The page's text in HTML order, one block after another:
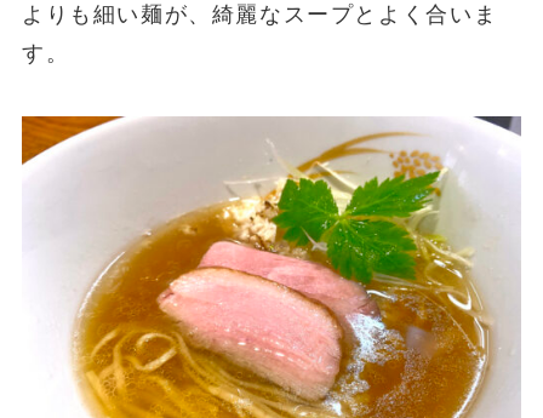
よりも細い麺が、綺麗なスープとよく合いま
す。